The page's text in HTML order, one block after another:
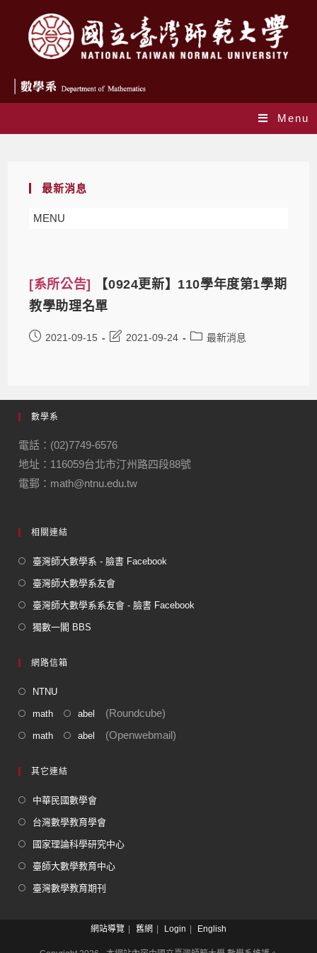
Menu
最新消息
MENU
[系所公告]
【0924更新】110學年度第1學期
教學助理名單
2021-09-15 2021-09-24 最新消息
數學系
電話：(02)7749-6576
地址：116059台北市汀州路四段88號
電郵：math@ntnu.edu.tw
相關連結
臺灣師大數學系 - 臉書 Facebook
臺灣師大數學系友會
臺灣師大數學系系友會 - 臉書 Facebook
獨數一閣 BBS
網路信箱
NTNU
math abel (Roundcube)
math abel (Openwebmail)
其它連結
中華民國數學會
台灣數學教育學會
國家理論科學研究中心
臺師大數學教育中心
臺灣數學教育期刊
網站導覽 舊網 Login English